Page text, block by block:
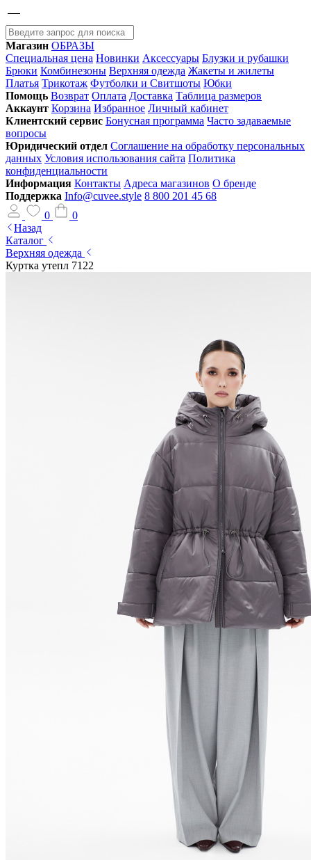
Магазин ОБРАЗЫ
Специальная цена Новинки Аксессуары Блузки и рубашки
Брюки Комбинезоны Верхняя одежда Жакеты и жилеты
Платья Трикотаж Футболки и Свитшоты Юбки
Помощь Возврат Оплата Доставка Таблица размеров
Аккаунт Корзина Избранное Личный кабинет
Клиентский сервис Бонусная программа Часто задаваемые
вопросы
Юридический отдел Соглашение на обработку персональных
данных Условия использования сайта Политика
конфиденциальности
Информация Контакты Адреса магазинов О бренде
Поддержка Info@cuvee.style 8 800 201 45 68
0
0
Назад
Каталог
Верхняя одежда
Куртка утепл 7122